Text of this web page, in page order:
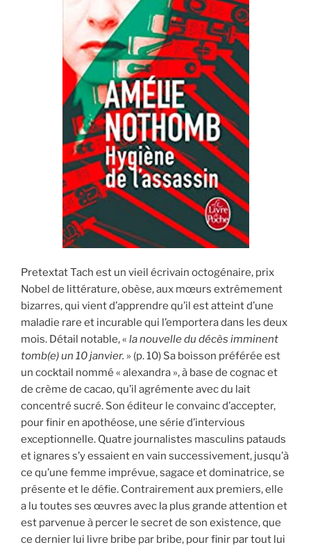
Pretextat Tach est un vieil écrivain octogénaire, prix
Nobel de littérature, obèse, aux mœurs extrêmement
bizarres, qui vient d’apprendre qu’il est atteint d’une
maladie rare et incurable qui l’emportera dans les deux
mois. Détail notable, « la nouvelle du décès imminent
tomb(e) un 10 janvier. » (p. 10) Sa boisson préférée est
un cocktail nommé « alexandra », à base de cognac et
de crème de cacao, qu’il agrémente avec du lait
concentré sucré. Son éditeur le convainc d’accepter,
pour finir en apothéose, une série d’intervious
exceptionnelle. Quatre journalistes masculins patauds
et ignares s’y essaient en vain successivement, jusqu’à
ce qu’une femme imprévue, sagace et dominatrice, se
présente et le défie. Contrairement aux premiers, elle
a lu toutes ses œuvres avec la plus grande attention et
est parvenue à percer le secret de son existence, que
ce dernier lui livre bribe par bribe, pour finir par tout lui